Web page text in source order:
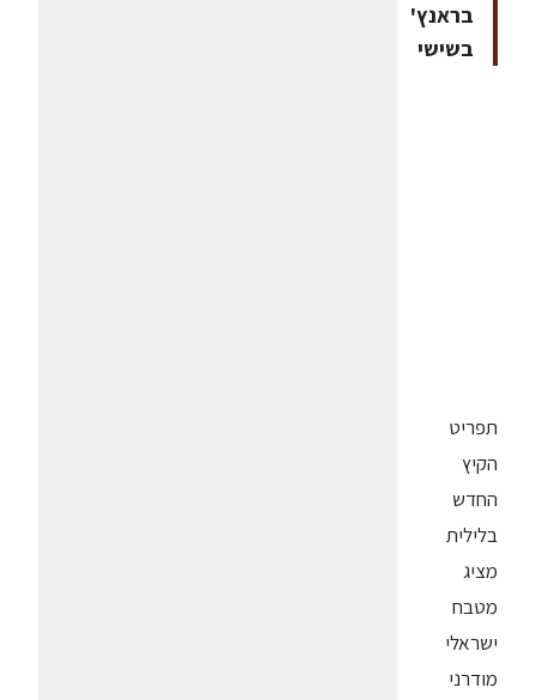
בראנץ'
בשישי
תפריט
הקיץ
החדש
בלילית
מציג
מטבח
ישראלי
מודרני